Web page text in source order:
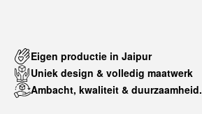
Eigen productie in Jaipur
Uniek design & volledig maatwerk
Ambacht, kwaliteit & duurzaamheid.